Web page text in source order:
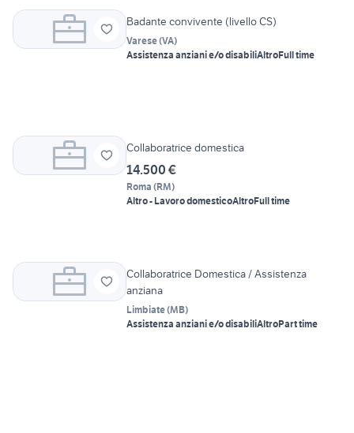
Badante convivente (livello CS)
Varese(VA)
Assistenza anziani e/o disabiliAltroFull time
Collaboratrice domestica
14.500 €
Roma (RM)
Altro - Lavoro domesticoAltroFull time
Collaboratrice Domestica / Assistenza
anziana
Limbiate(MB)
Assistenza anziani e/o disabiliAltroPart time